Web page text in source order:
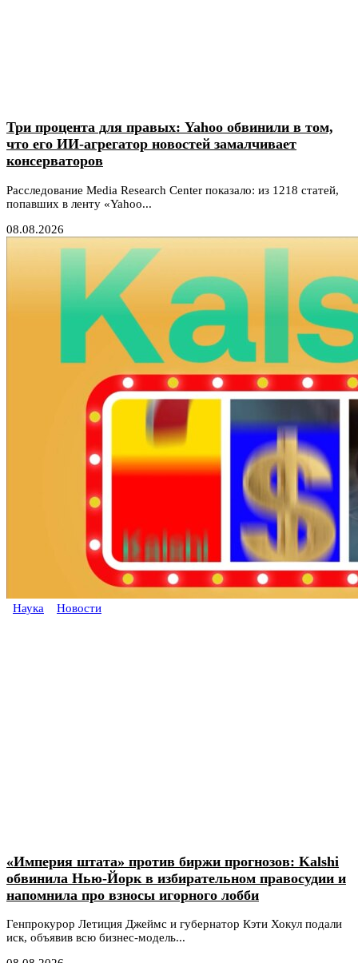
Три процента для правых: Yahoo обвинили в том,
что его ИИ-агрегатор новостей замалчивает
консерваторов
Расследование Media Research Center показало: из 1218 статей,
попавших в ленту «Yahoo...
08.08.2026
Наука Новости
«Империя штата» против биржи прогнозов: Kalshi
обвинила Нью-Йорк в избирательном правосудии и
напомнила про взносы игорного лобби
Генпрокурор Летиция Джеймс и губернатор Кэти Хокул подали
иск, объявив всю бизнес-модель...